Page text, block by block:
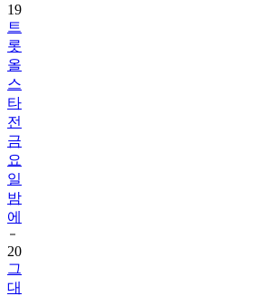
19
트
롯
올
스
타
전
금
요
일
밤
에
20
그
대